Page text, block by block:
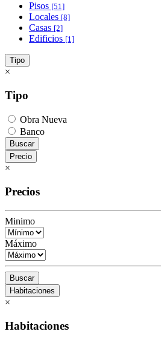
Pisos [51]
Locales [8]
Casas [2]
Edificios [1]
Tipo
×
Tipo
Obra Nueva
Banco
Buscar
Precio
×
Precios
Minimo
Máximo
Buscar
Habitaciones
×
Habitaciones